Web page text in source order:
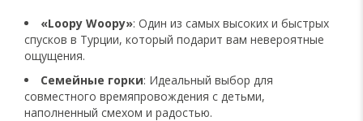
«Loopy Woopy»: Один из самых высоких и быстрых
спусков в Турции, который подарит вам невероятные
ощущения.
Семейные горки: Идеальный выбор для
совместного времяпровождения с детьми,
наполненный смехом и радостью.